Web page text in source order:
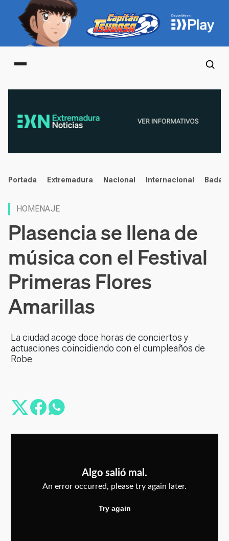
Main menu
noticias
Portada Extremadura Nacional Internacional
HOMENAJE
Plasencia se llena de
música con el Festival
Primeras Flores
Amarillas
La ciudad acoge doce horas de conciertos y
actuaciones coincidiendo con el cumpleaños de
Robe